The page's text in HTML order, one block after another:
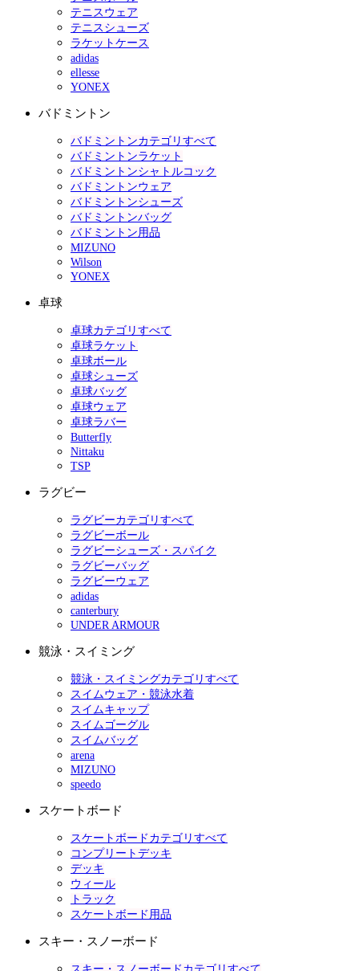
テニスウェア
テニスシューズ
ラケットケース
adidas
ellesse
YONEX
バドミントン
バドミントンカテゴリすべて
バドミントンラケット
バドミントンシャトルコック
バドミントンウェア
バドミントンシューズ
バドミントンバッグ
バドミントン用品
MIZUNO
Wilson
YONEX
卓球
卓球カテゴリすべて
卓球ラケット
卓球ボール
卓球シューズ
卓球バッグ
卓球ウェア
卓球ラバー
Butterfly
Nittaku
TSP
ラグビー
ラグビーカテゴリすべて
ラグビーボール
ラグビーシューズ・スパイク
ラグビーバッグ
ラグビーウェア
adidas
canterbury
UNDER ARMOUR
競泳・スイミング
競泳・スイミングカテゴリすべて
スイムウェア・競泳水着
スイムキャップ
スイムゴーグル
スイムバッグ
arena
MIZUNO
speedo
スケートボード
スケートボードカテゴリすべて
コンプリートデッキ
デッキ
ウィール
トラック
スケートボード用品
スキー・スノーボード